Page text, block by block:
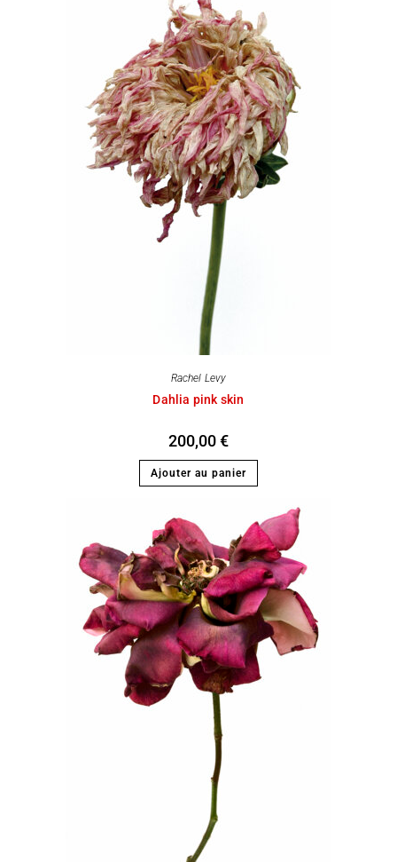
Rachel Levy
Dahlia pink skin
200,00€
Ajouter au panier